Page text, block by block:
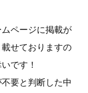
ページに掲載が
せておりますの
です！
要と判断した中